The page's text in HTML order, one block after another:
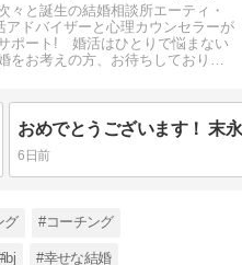
々と誕生の結婚相談所エーティ・
アドバイザーと心理カウンセラーが
ポート! 婚活はひとりで悩まない
をお考えの方、お待ちしておりま
6日前
グ #コーチング
#幸せな結婚